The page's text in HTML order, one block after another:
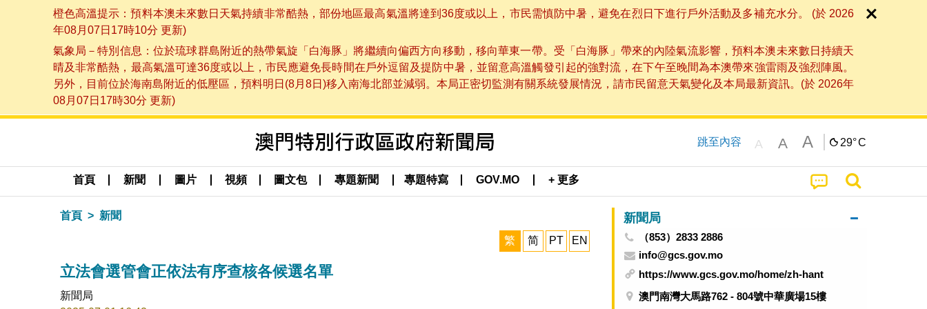
橙色高溫提示：預料本澳未來數日天氣持續非常酷熱，部份地區最高氣溫將達到36度或以上，市民需慎防中暑，避免在烈日下進行戶外活動及多補充水分。 (於 2026
年08月07日17時10分 更新)
氣象局－特別信息：位於琉球群島附近的熱帶氣旋「白海豚」將繼續向偏西方向移動，移向華東一帶。受「白海豚」帶來的內陸氣流影響，預料本澳未來數日持續天
晴及非常酷熱，最高氣溫可達36度或以上，市民應避免長時間在戶外逗留及提防中暑，並留意高溫觸發引起的強對流，在下午至晚間為本澳帶來強雷雨及強烈陣風。
另外，目前位於海南島附近的低壓區，預料明日(8月8日)移入南海北部並減弱。本局正密切監測有關系統發展情況，請市民留意天氣變化及本局最新資訊。(於 2026年
08月07日17時30分 更新)
跳至內容 A A A 29°C
首頁 新聞 圖片 視頻 圖文包 專題新聞 專題特寫 GOV.MO + 更多
首頁 新聞
繁 简 PT EN
立法會選管會正依法有序查核各候選名單
新聞局
新聞局
（853）2833 2886
info@gcs.gov.mo
https://www.gcs.gov.mo/home/zh-hant
澳門南灣大馬路762 - 804號中華廣場15樓